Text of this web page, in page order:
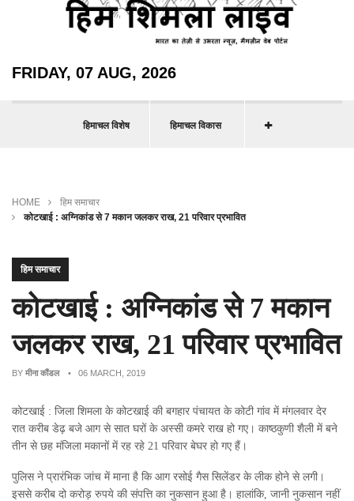
FRIDAY, 07 AUG, 2026
हिमाचल विशेष हिमाचल विकास
HOME
हिम समाचार
कोटखाई : अग्निकांड से 7 मकान जलकर राख, 21 परिवार प्रभावित
हिम समाचार
कोटखाई : अग्निकांड से 7 मकान
जलकर राख, 21 परिवार प्रभावित
BY मीना कौंडल • 06 MARCH, 2019
कोटखाई : जिला शिमला के कोटखाई की बगहार पंचायत के कोटी गांव में मंगलवार देर
रात करीब डेढ़ बजे आग से सात घरों के अस्सी कमरे राख हो गए। काष्ठकुणी शैली में बने
तीन से छह मंजिला मकानों में रह रहे 21 परिवार बेघर हो गए हैं।
पुलिस ने प्रारंभिक जांच में माना है कि आग रसोई गैस सिलेंडर के लीक होने से लगी।
इससे करीब दो करोड़ रुपये की संपत्ति का नुकसान हुआ है। हालांकि, जानी नुकसान नहीं